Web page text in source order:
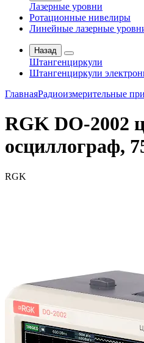
Лазерные уровни
Ротационные нивелиры
Линейные лазерные
Назад
Штангенциркули
Штангенциркули
ГлавнаяРадиоизмерительные
RGK DO-2002
осциллограф,
RGK